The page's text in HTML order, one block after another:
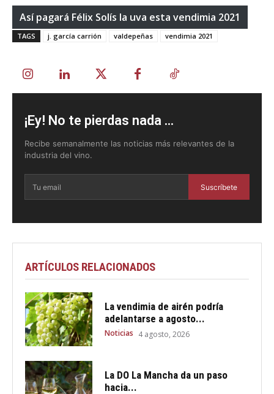
Así pagará Félix Solís la uva esta vendimia 2021
TAGS j. garcía carrión valdepeñas vendimia 2021
¡Ey! No te pierdas nada ...
Recibe semanalmente las noticias más relevantes de la
industria del vino.
Suscríbete
ARTÍCULOS RELACIONADOS
La vendimia de airén podría
adelantarse a agosto...
Noticias 4 agosto, 2026
La DO La Mancha da un paso
hacia...